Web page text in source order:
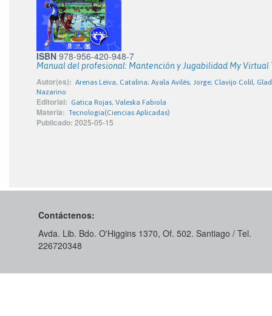
ISBN 978-956-420-948-7
Manual del profesional: Mantención y Jugabilidad My Virtual
Autor(es): Arenas Leiva, Catalina; Ayala Avilés, Jorge; Clavijo Colil,
Nazarino
Editorial: Gatica Rojas, Valeska Fabiola
Materia: Tecnologia(Ciencias Aplicadas)
Publicado: 2025-05-15
Contáctenos:
Avda. Lib. Bdo. O'Higgins 1370, Of. 502. Santiago / Tel.
226720348